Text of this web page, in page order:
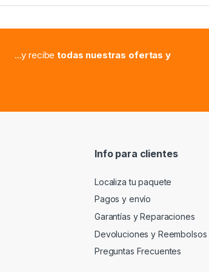
...y recibetodas nuestras ofertas y
Info para clientes
Localiza tu paquete
Pagos y envío
Garantías y Reparaciones
Devoluciones y Reembolsos
Preguntas Frecuentes